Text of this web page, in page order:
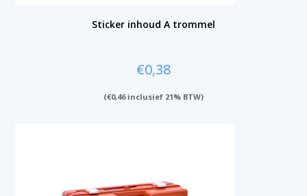
Sticker inhoud A trommel
€0,38
(€0,46inclusief 21% BTW)